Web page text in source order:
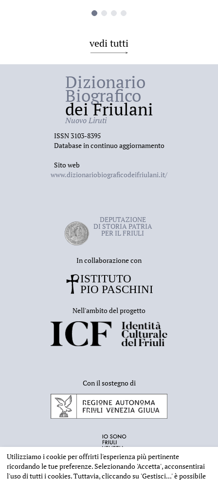
vedi tutti
Dizionario
Biografico
dei Friulani
Nuovo Liruti
ISSN 3103-8395
Database in continuo aggiornamento
Sito web
www.dizionariobiograficodeifriulani.it/
DEPUTAZIONE
DI STORIA PATRIA
PER IL FRIULI
In collaborazione con
Nell'ambito del progetto
Con il sostegno di
Utilizziamo i cookie per offrirti l'esperienza più pertinente
ricordando le tue preferenze. Selezionando 'Accetta', acconsentirai
l'uso di tutti i cookies. Tuttavia, cliccando su 'Gestisci...'è possibile